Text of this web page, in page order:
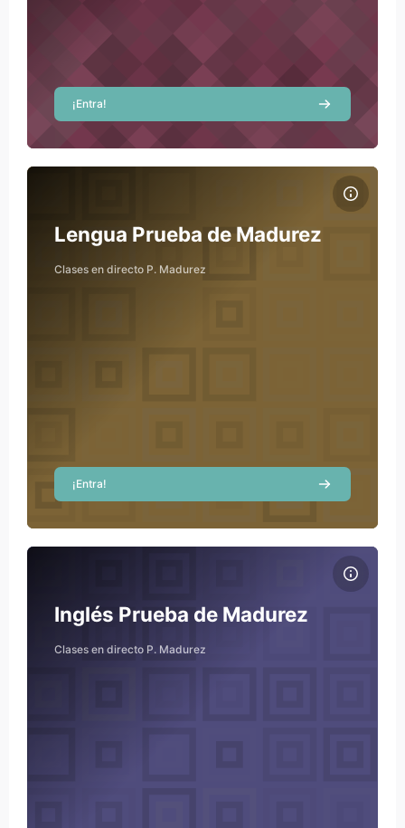
¡Entra!
Course image Lengua Prueba de Madurez
Course image
Course name
Lengua Prueba de Madurez
Clases en directo P. Madurez
¡Entra!
Course image Inglés Prueba de Madurez
Course image
Course name
Inglés Prueba de Madurez
Clases en directo P. Madurez